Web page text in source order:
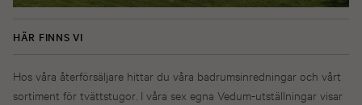
HÄR FINNS VI
Hos våra återförsäljare hittar du våra badrumsinredningar och vårt
sortiment för tvättstugor. I våra sex egna Vedum-utställningar visar